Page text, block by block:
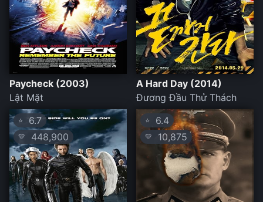
Paycheck (2003)
Lật Mặt
A Hard Day (2014)
Đương Đầu Thử Thách
⭐ 6.7
💛 448,900
⭐ 6.4
💛 10,875